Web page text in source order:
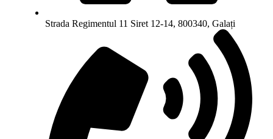
Strada Regimentul 11 Siret 12-14, 800340, Galați